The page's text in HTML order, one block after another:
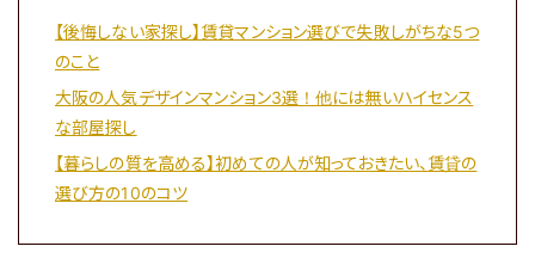
【後悔しない家探し】賃貸マンション選びで失敗しがちな5つ
のこと
大阪の人気デザインマンション3選！他には無いハイセンス
な部屋探し
【暮らしの質を高める】初めての人が知っておきたい、賃貸の
選び方の10のコツ